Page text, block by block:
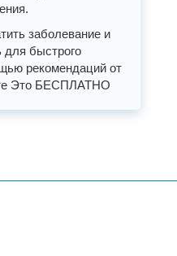
заболевание и
для быстрого
рекомендаций от
Это БЕСПЛАТНО